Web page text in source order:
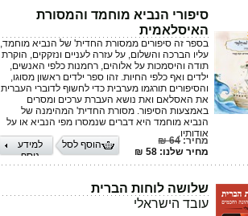
סיפורי הנביא מוחמד והמסורת
האיסלאמית
בספר זה סיפורים ממסורת החדית' של הנביא מוחמד,
עליו הברכה והשלום, על עזרה לעניים ונזקקים, הוקרת
תודה והיסמכות על אלוהים, רחמנות כלפי האנשים,
ילדים ואף כלפי החיות. זהו ספר ילדים ראשון מסוגו,
והסיפורים תורגמו מערבית כדי לחשוף לדוברי העברית
את האסלאם ואת נושא העברת ערכים ומסרים
באמצעות הסיפור. מסורת החדית' המהימנה של
הנביא מוחמד היא דברים שנמסרו מפי הנביא או על
אודותיו.
מחיר:64 ₪
מחיר שלנו: 58 ₪
למידע
נוסף
הוסף לסל
שלושה לוחות הברית
עובד הישראלי